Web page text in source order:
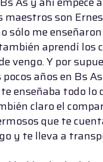
maestros son
sólo me
aprendí los
vengo. Y por
años en Bs
enseñaba todo lo
claro el
que te
y te lleva a